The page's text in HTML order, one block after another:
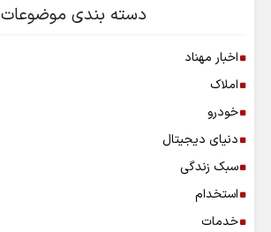
دسته بندی موضوعات
اخبار مهناد
املاک
خودرو
دنیای دیجیتال
سبک زندگی
استخدام
خدمات